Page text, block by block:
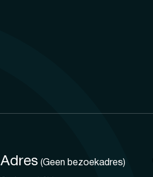
Adres (Geen bezoekadres)